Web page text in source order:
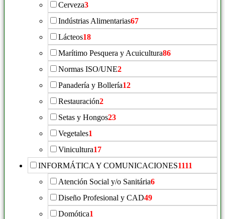
Cerveza3
Indústrias Alimentarias67
Lácteos18
Marítimo Pesquera y Acuicultura86
Normas ISO/UNE2
Panadería y Bollería12
Restauración2
Setas y Hongos23
Vegetales1
Vinicultura17
INFORMÁTICA Y COMUNICACIONES1111
Atención Social y/o Sanitária6
Diseño Profesional y CAD49
Domótica1